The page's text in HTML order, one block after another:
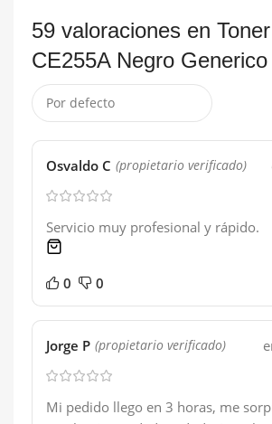
59 valoraciones en
CE255A Negro Generico
Osvaldo C (propietario verificado)
Servicio muy profesional y rápido.
0 0
Jorge P (propietario verificado)
Mi pedido llego en 3 horas, me